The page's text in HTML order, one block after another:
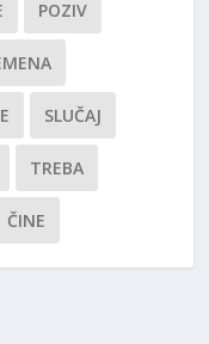
POZIV
SLUČAJ
TREBA
ČINE